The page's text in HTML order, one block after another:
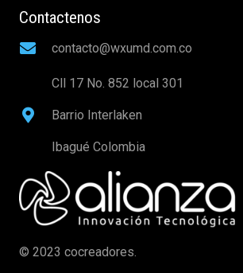
Contactenos
contacto@wxumd.com.co
Cll 17 No. 852 local 301
Barrio Interlaken
Ibagué Colombia
© 2023 cocreadores.